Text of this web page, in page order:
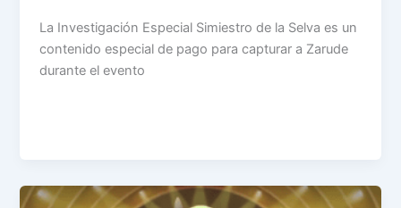
La Investigación Especial Simiestro de la Selva es un
contenido especial de pago para capturar a Zarude
durante el evento